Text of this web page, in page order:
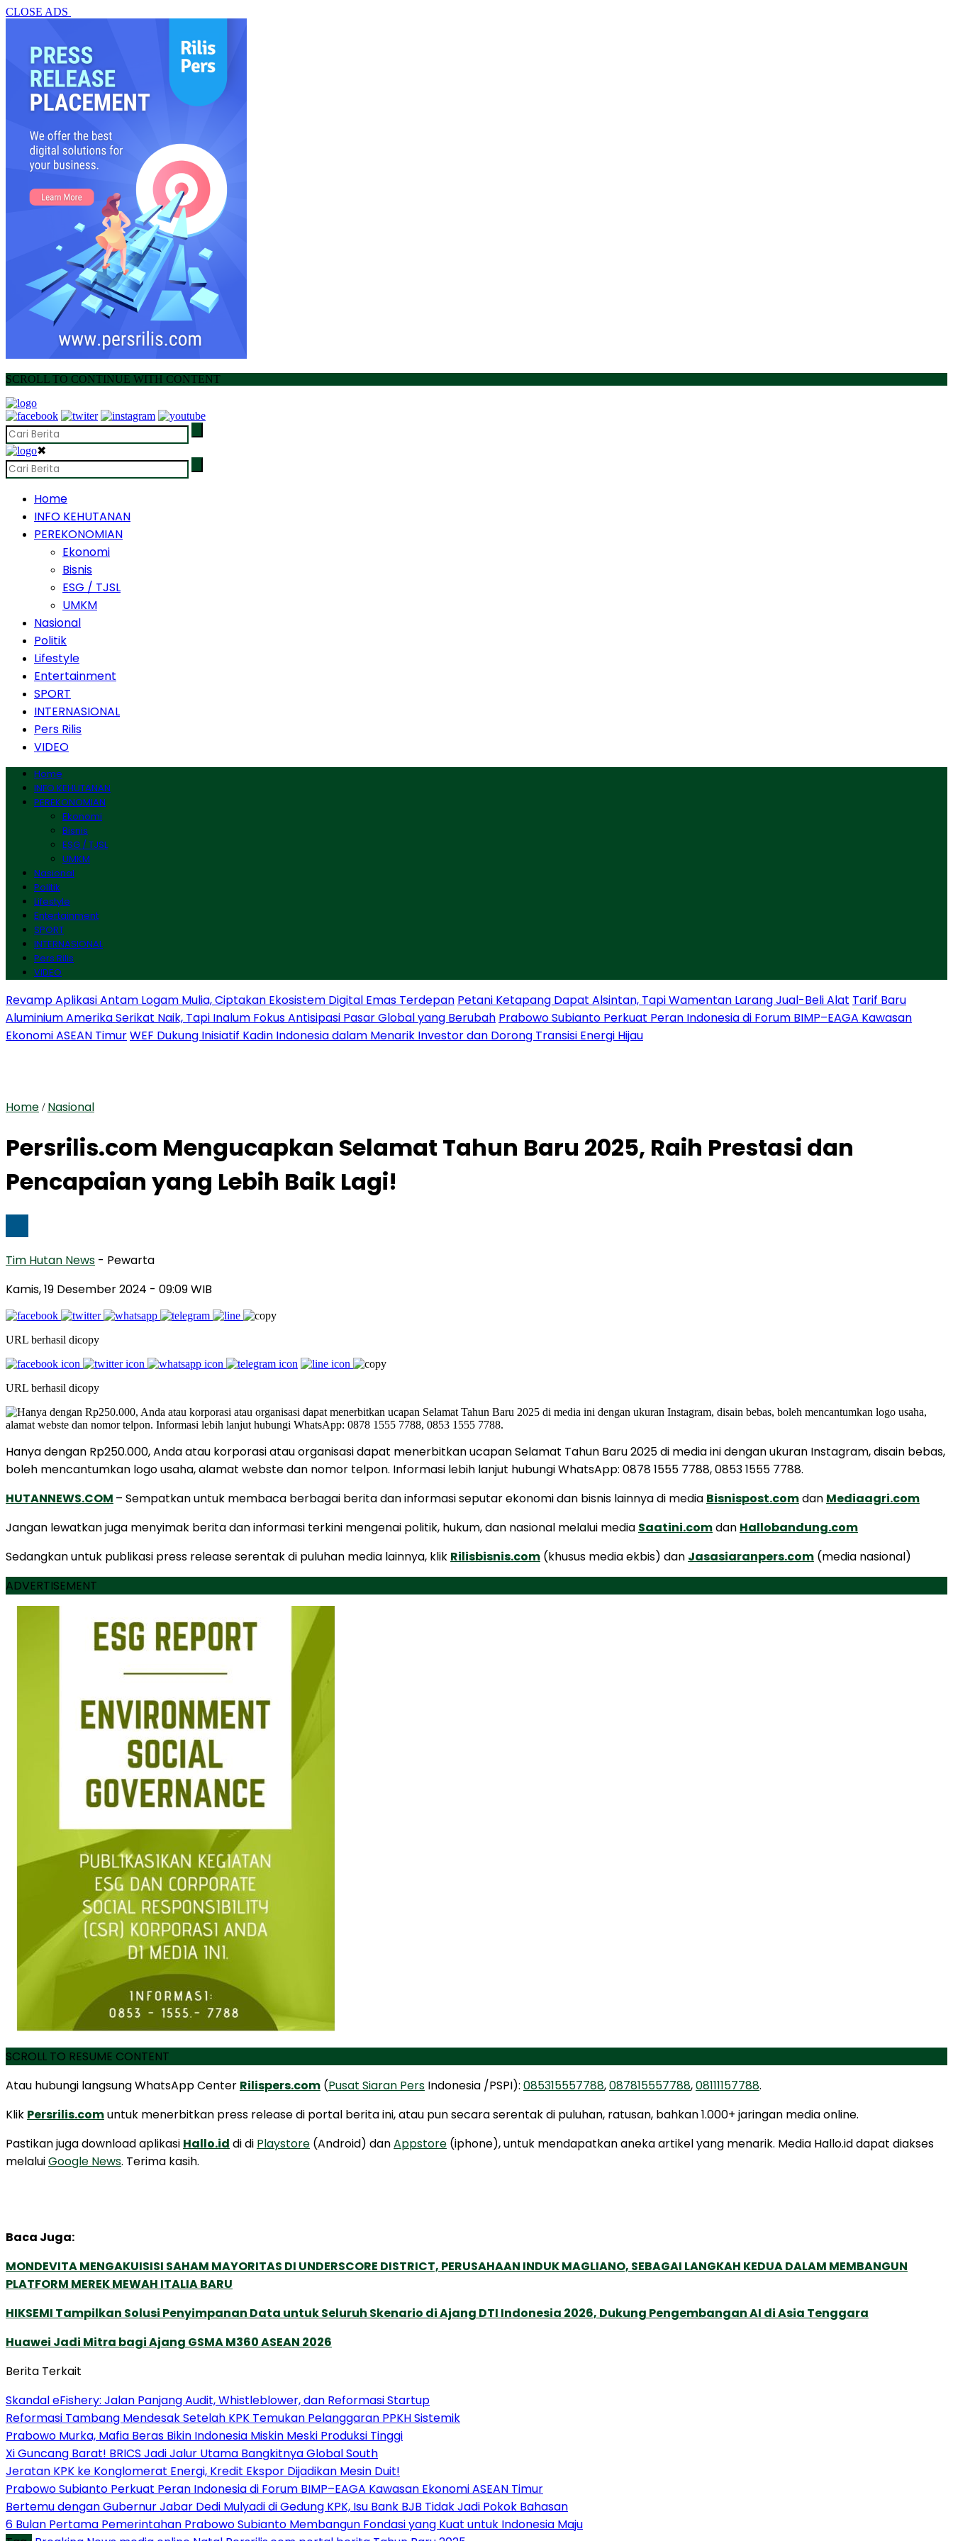
CLOSE ADS
SCROLL TO CONTINUE WITH CONTENT
✖
Home
INFO KEHUTANAN
PEREKONOMIAN
Ekonomi
Bisnis
ESG / TJSL
UMKM
Nasional
Politik
Lifestyle
Entertainment
SPORT
INTERNASIONAL
Pers Rilis
VIDEO
Home
INFO KEHUTANAN
PEREKONOMIAN
Ekonomi
Bisnis
ESG / TJSL
UMKM
Nasional
Politik
Lifestyle
Entertainment
SPORT
INTERNASIONAL
Pers Rilis
VIDEO
Revamp Aplikasi Antam Logam Mulia, Ciptakan Ekosistem Digital Emas Terdepan Petani Ketapang Dapat Alsintan, Tapi Wamentan Larang Jual-Beli Alat Tarif Baru
Aluminium Amerika Serikat Naik, Tapi Inalum Fokus Antisipasi Pasar Global yang Berubah Prabowo Subianto Perkuat Peran Indonesia di Forum BIMP–EAGA Kawasan
Ekonomi ASEAN TimurWEF Dukung Inisiatif Kadin Indonesia dalam Menarik Investor dan Dorong Transisi Energi Hijau
Home / Nasional
Persrilis.com Mengucapkan Selamat Tahun Baru 2025, Raih Prestasi dan
Pencapaian yang Lebih Baik Lagi!
Tim Hutan News - Pewarta
Kamis, 19 Desember 2024 - 09:09 WIB
URL berhasil dicopy
URL berhasil dicopy
Hanya dengan Rp250.000, Anda atau korporasi atau organisasi dapat menerbitkan ucapan Selamat Tahun Baru 2025 di media ini dengan ukuran Instagram, disain bebas,
boleh mencantumkan logo usaha, alamat webste dan nomor telpon. Informasi lebih lanjut hubungi WhatsApp: 0878 1555 7788, 0853 1555 7788.
HUTANNEWS.COM – Sempatkan untuk membaca berbagai berita dan informasi seputar ekonomi dan bisnis lainnya di media Bisnispost.comdan Mediaagri.com
Jangan lewatkan juga menyimak berita dan informasi terkini mengenai politik, hukum, dan nasional melalui media Saatini.comdan Hallobandung.com
Sedangkan untuk publikasi press release serentak di puluhan media lainnya, klik Rilisbisnis.com (khusus media ekbis) dan Jasasiaranpers.com (media nasional)
ADVERTISEMENT
SCROLL TO RESUME CONTENT
Atau hubungi langsung WhatsApp Center Rilispers.com (Pusat Siaran Pers Indonesia /PSPI): 085315557788,087815557788,08111157788.
Klik Persrilis.comuntuk menerbitkan press release di portal berita ini, atau pun secara serentak di puluhan, ratusan, bahkan 1.000+ jaringan media online.
Pastikan juga download aplikasi Hallo.id di di Playstore (Android) danAppstore (iphone), untuk mendapatkan aneka artikel yang menarik. Media Hallo.id dapat diakses
melaluiGoogle News. Terima kasih.
Baca Juga:
MONDEVITA MENGAKUISISI SAHAM MAYORITAS DI UNDERSCORE DISTRICT, PERUSAHAAN INDUK MAGLIANO, SEBAGAI LANGKAH KEDUA DALAM MEMBANGUN
PLATFORM MEREK MEWAH ITALIA BARU
HIKSEMI Tampilkan Solusi Penyimpanan Data untuk Seluruh Skenario di Ajang DTI Indonesia 2026, Dukung Pengembangan AI di Asia Tenggara
Huawei Jadi Mitra bagi Ajang GSMA M360 ASEAN 2026
Berita Terkait
Skandal eFishery: Jalan Panjang Audit, Whistleblower, dan Reformasi Startup
Reformasi Tambang Mendesak Setelah KPK Temukan Pelanggaran PPKH Sistemik
Prabowo Murka, Mafia Beras Bikin Indonesia Miskin Meski Produksi Tinggi
Xi Guncang Barat! BRICS Jadi Jalur Utama Bangkitnya Global South
Jeratan KPK ke Konglomerat Energi, Kredit Ekspor Dijadikan Mesin Duit!
Prabowo Subianto Perkuat Peran Indonesia di Forum BIMP–EAGA Kawasan Ekonomi ASEAN Timur
Bertemu dengan Gubernur Jabar Dedi Mulyadi di Gedung KPK, Isu Bank BJB Tidak Jadi Pokok Bahasan
6 Bulan Pertama Pemerintahan Prabowo Subianto Membangun Fondasi yang Kuat untuk Indonesia Maju